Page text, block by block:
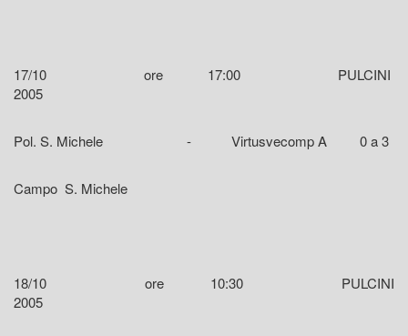
17/10 ore 17:00 PULCINI
2005
Pol. S. Michele - Virtusvecomp A 0 a 3
Campo S. Michele
18/10 ore 10:30 PULCINI
2005